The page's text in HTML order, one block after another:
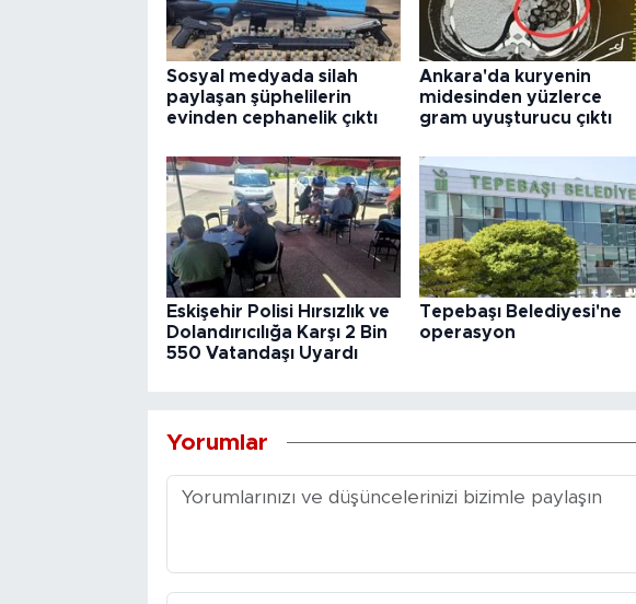
Sosyal medyada silah
paylaşan şüphelilerin
evinden cephanelik çıktı
Ankara'da kuryenin
midesinden yüzlerce
gram uyuşturucu çıktı
Eskişehir Polisi Hırsızlık ve
Dolandırıcılığa Karşı 2 Bin
550 Vatandaşı Uyardı
Tepebaşı Belediyesi'ne
operasyon
Yorumlar